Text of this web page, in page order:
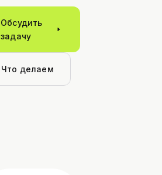
Обсудить
задачу
Что делаем